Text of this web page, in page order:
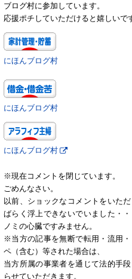
ブログ村に参加しています。
応援ポチしていただけると嬉しいで
にほんブログ村
にほんブログ村
にほんブログ村
※現在コメントを閉じています。
ごめんなさい。
以前、ショックなコメントをいただ
ばらく浮上できないでいました・・
ノミの心臓ですみません。
※当方の記事を無断で転用・流用
ペ（含む）等された場合は、
当方所属の事業者を通じて法的手段
らせていただきます。